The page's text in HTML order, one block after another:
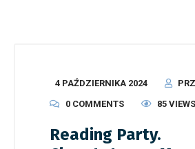
4 PAŹDZIERNIKA 2024
0 COMMENTS
85 VIEWS
Reading Party.